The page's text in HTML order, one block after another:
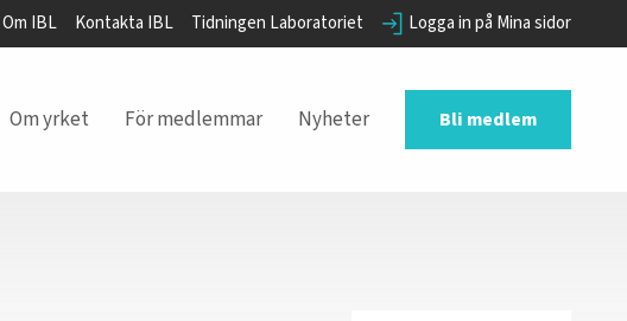
Om IBL Kontakta IBL Tidningen Laboratoriet Logga in på Mina sidor
Om yrket För medlemmar Nyheter Bli medlem